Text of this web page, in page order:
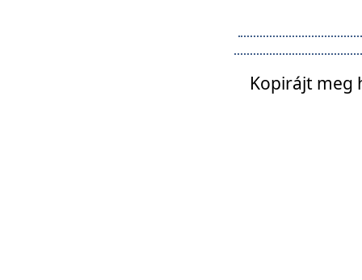
Kopirájt meg